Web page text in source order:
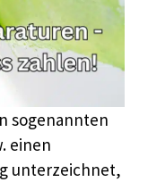
sogenannten
einen
unterzeichnet,